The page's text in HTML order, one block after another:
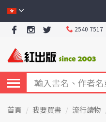
2540 7517
首頁 我要買書 流行讀物